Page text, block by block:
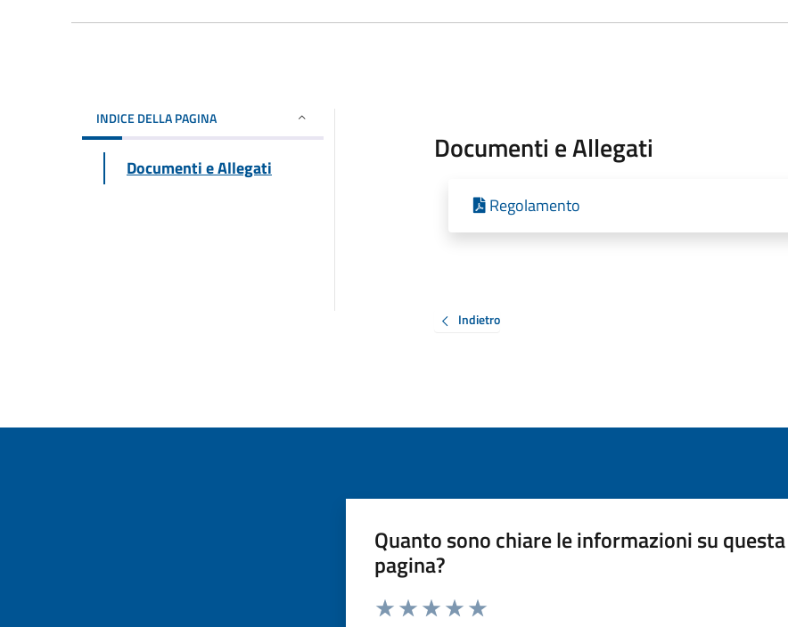
INDICE DELLA PAGINA
Documenti e Allegati
Documenti e Allegati
Regolamento
Indietro
Quanto sono chiare le informazioni su questa
pagina?
Valuta da 1 a 5 stelle la pagina